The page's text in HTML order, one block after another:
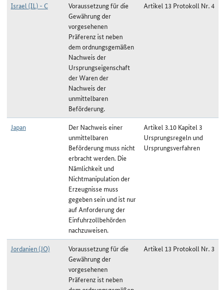
Israel (IL) - C
Voraussetzung für die
Gewährung der
vorgesehenen
Präferenz ist neben
dem ordnungsgemäßen
Nachweis der
Ursprungseigenschaft
der Waren der
Nachweis der
unmittelbaren
Beförderung.
Artikel 13 Protokoll Nr. 4
Japan
Der Nachweis einer
unmittelbaren
Beförderung muss nicht
erbracht werden. Die
Nämlichkeit und
Nichtmanipulation der
Erzeugnisse muss
gegeben sein und ist nur
auf Anforderung der
Einfuhrzollbehörden
nachzuweisen.
Artikel 3.10 Kapitel 3
Ursprungsregeln und
Ursprungsverfahren
Jordanien (JO)
Voraussetzung für die
Gewährung der
vorgesehenen
Präferenz ist neben
Artikel 13 Protokoll Nr. 3